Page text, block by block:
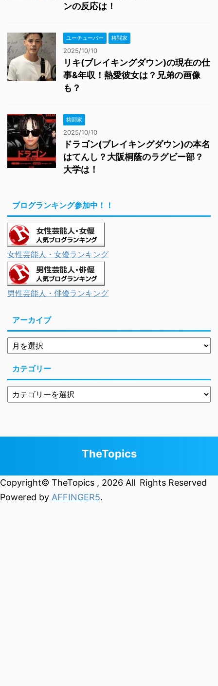
ンの反応は！
ユーチューバー 格闘家
2025/10/10
リキ(ブレイキングダウン)の現在の仕
事&年収！熱愛彼女は？兄弟の画像
も？
格闘家
2025/10/10
ドラゴン(ブレイキングダウン)の本名
はてんし？大阪桐蔭のラグビー部？
大学は！
ブログランキング参加中！！
女性芸能人・女優ランキング
男性芸能人・俳優ランキング
アーカイブ
カテゴリー
TheTopics
Copyright© TheTopics , 2026 All Rights Reserved
Powered by AFFINGER5.